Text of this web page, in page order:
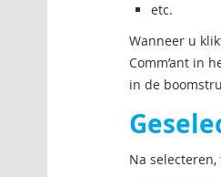
etc.
Wanneer u
Comm’ant in
in de
Na